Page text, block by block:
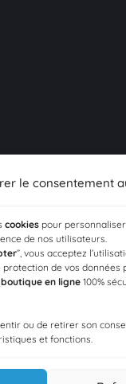
le consentement
cookies pour
de nos utilisateurs.
”, vous acceptez
de vos données
boutique en ligne 100%
ou de retirer son
et fonctions.